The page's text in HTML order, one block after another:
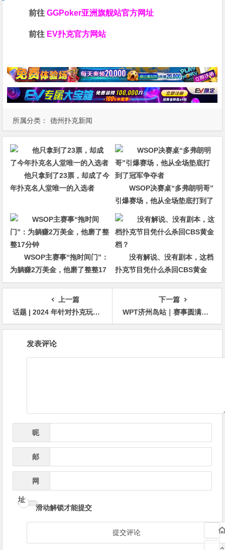
所属分类： 德州扑克新闻
前往GGPoker亚洲旗舰站官方网址
前往 EV扑克官方网站
他只拿到了23票，却成了今
年扑克名人堂唯一的入选者
WSOP决赛桌“多弗朗明哥”
引爆赛场，他从全场垫底打到了
冠军争夺者
WSOP主赛事“拖时间门”：
为躺赚2万美金，他磨了整整17
分钟
没有解说、没有剧本，这档
扑克节目凭什么杀回CBS黄金
档？
上一篇
话题 | 2024 年针对扑克玩家的流行诈骗手法
下一篇
WPT济州岛站｜赛事圆满落幕！国人大发神威豪气狂揽19座冠军奖杯！下一站我们精彩再延续！
发表评论
昵
邮
网
址
滑动解锁才能提交